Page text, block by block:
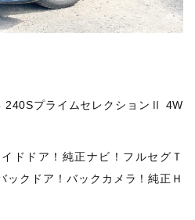
プライムセレクションⅡ 4W
ドドア！純正ナビ！フルセグＴ
ックドア！バックカメラ！純正Ｈ